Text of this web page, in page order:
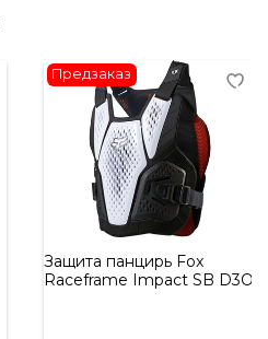
Предзаказ
Защита панцирь Fox
Raceframe Impact SB D3O